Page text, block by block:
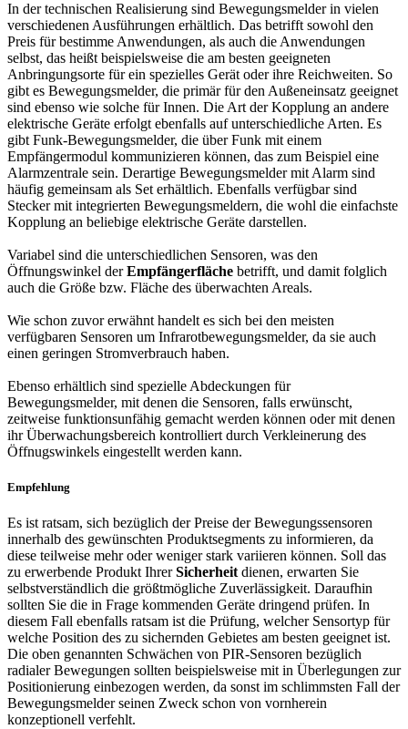
In der technischen Realisierung sind Bewegungsmelder in vielen
verschiedenen Ausführungen erhältlich. Das betrifft sowohl den
Preis für bestimme Anwendungen, als auch die Anwendungen
selbst, das heißt beispielsweise die am besten geeigneten
Anbringungsorte für ein spezielles Gerät oder ihre Reichweiten. So
gibt es Bewegungsmelder, die primär für den Außeneinsatz geeignet
sind ebenso wie solche für Innen. Die Art der Kopplung an andere
elektrische Geräte erfolgt ebenfalls auf unterschiedliche Arten. Es
gibt Funk-Bewegungsmelder, die über Funk mit einem
Empfängermodul kommunizieren können, das zum Beispiel eine
Alarmzentrale sein. Derartige Bewegungsmelder mit Alarm sind
häufig gemeinsam als Set erhältlich. Ebenfalls verfügbar sind
Stecker mit integrierten Bewegungsmeldern, die wohl die einfachste
Kopplung an beliebige elektrische Geräte darstellen.
Variabel sind die unterschiedlichen Sensoren, was den
Öffnungswinkel derEmpfängerfläche betrifft, und damit folglich
auch die Größe bzw. Fläche des überwachten Areals.
Wie schon zuvor erwähnt handelt es sich bei den meisten
verfügbaren Sensoren um Infrarotbewegungsmelder, da sie auch
einen geringen Stromverbrauch haben.
Ebenso erhältlich sind spezielle Abdeckungen für
Bewegungsmelder, mit denen die Sensoren, falls erwünscht,
zeitweise funktionsunfähig gemacht werden können oder mit denen
ihr Überwachungsbereich kontrolliert durch Verkleinerung des
Öffnugswinkels eingestellt werden kann.
Empfehlung
Es ist ratsam, sich bezüglich der Preise der Bewegungssensoren
innerhalb des gewünschten Produktsegments zu informieren, da
diese teilweise mehr oder weniger stark variieren können. Soll das
zu erwerbende Produkt IhrerSicherheitdienen, erwarten Sie
selbstverständlich die größtmögliche Zuverlässigkeit. Daraufhin
sollten Sie die in Frage kommenden Geräte dringend prüfen. In
diesem Fall ebenfalls ratsam ist die Prüfung, welcher Sensortyp für
welche Position des zu sichernden Gebietes am besten geeignet ist.
Die oben genannten Schwächen von PIR-Sensoren bezüglich
radialer Bewegungen sollten beispielsweise mit in Überlegungen zur
Positionierung einbezogen werden, da sonst im schlimmsten Fall der
Bewegungsmelder seinen Zweck schon von vornherein
konzeptionell verfehlt.